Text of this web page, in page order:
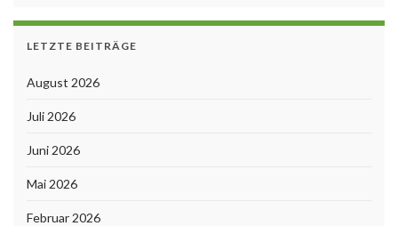
LETZTE BEITRÄGE
August 2026
Juli 2026
Juni 2026
Mai 2026
Februar 2026